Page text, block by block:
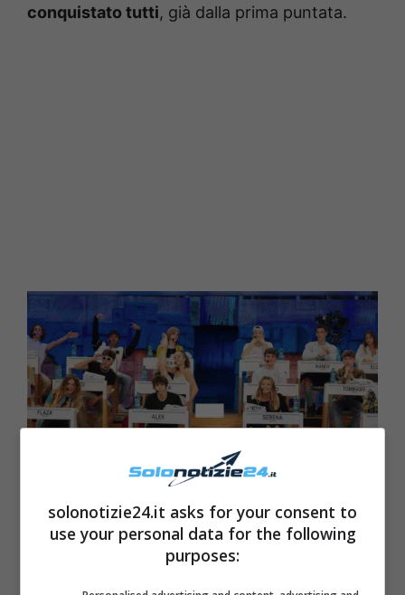
conquistato tutti, già dalla prima puntata.
Ad essere entrata nel talent ‘
mese di settembre, è stata anche
Serena : la
solonotizie24.it asks for your consent to
use your personal data for the following
purposes: